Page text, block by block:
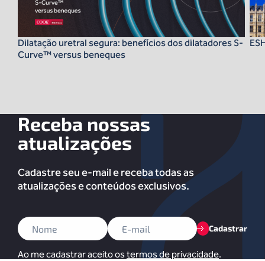
Dilatação uretral segura: benefícios dos dilatadores S-
Curve™ versus beneques
Receba nossas
atualizações
Cadastre seu e-mail e receba todas as
atualizações e conteúdos exclusivos.
Cadastrar
Ao me cadastrar aceito ostermos de privacidade.